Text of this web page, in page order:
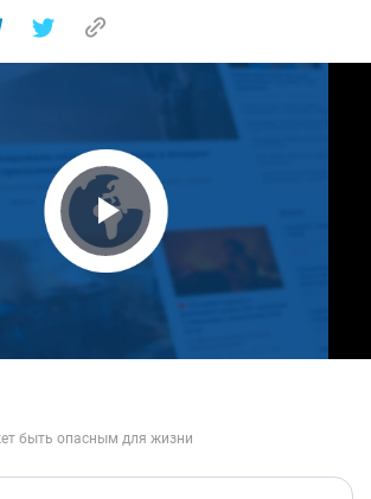
Play Video